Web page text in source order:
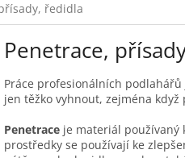
ředidla
Penetrace,
Práce profesionálních podlahářů
jen těžko vyhnout, zejména
Penetrace je materiál
prostředky se používají ke